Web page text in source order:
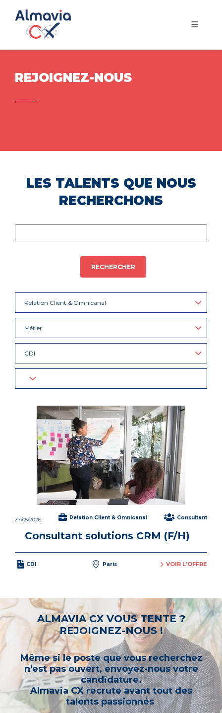
REJOIGNEZ-NOUS
LES TALENTS QUE NOUS
RECHERCHONS
RECHERCHER
Relation Client & Omnicanal
Métier
CDI
27/05/2026 Relation Client & Omnicanal Consultant
Consultant solutions CRM (F/H)
CDI Paris VOIR L'OFFRE
ALMAVIA CX VOUS TENTE ?
REJOIGNEZ-NOUS !
Même si le poste que vous recherchez
n'est pas ouvert, envoyez-nous votre
candidature.
Almavia CX recrute avant tout des
talents passionnés